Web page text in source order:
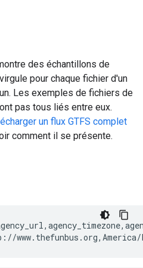
des échantillons de
pour chaque fichier d'un
Les exemples de fichiers de
pas tous liés entre eux.
un flux GTFS complet
comment il se présente.